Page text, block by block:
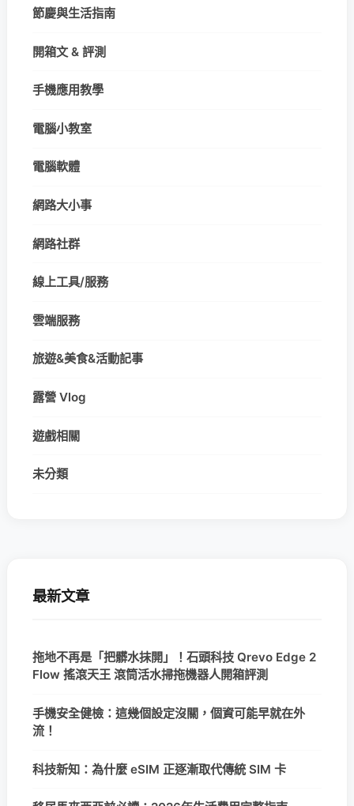
節慶與生活指南
開箱文 & 評測
手機應用教學
電腦小教室
電腦軟體
網路大小事
網路社群
線上工具/服務
雲端服務
旅遊&美食&活動記事
露營 Vlog
遊戲相關
未分類
最新文章
拖地不再是「把髒水抹開」！石頭科技 Qrevo Edge 2
Flow 搖滾天王 滾筒活水掃拖機器人開箱評測
手機安全健檢：這幾個設定沒關，個資可能早就在外
流！
科技新知：為什麼 eSIM 正逐漸取代傳統 SIM 卡